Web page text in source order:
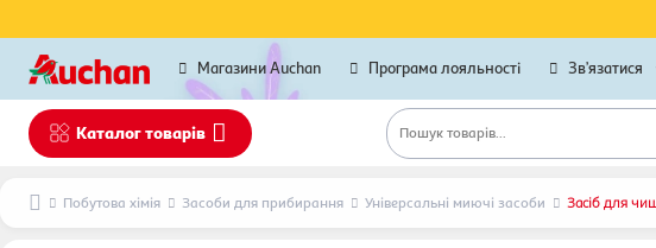
Магазини Auchan Програма лояльності Зв’язатися
Каталог товарів Пошук товарів...
Побутова хімія Засоби для прибирання Універсальні миючі засоби Засіб для